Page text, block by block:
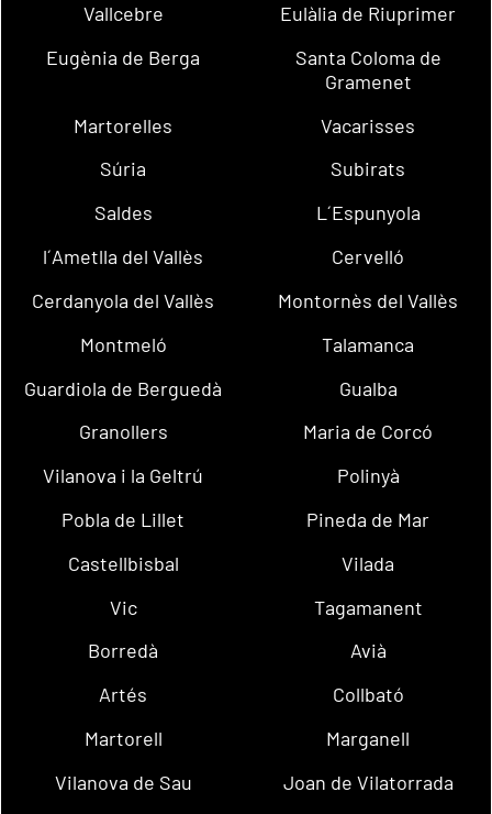
Vallcebre
Eulàlia de Riuprimer
Eugènia de Berga
Santa Coloma de
Gramenet
Martorelles
Vacarisses
Súria
Subirats
Saldes
L´Espunyola
l´Ametlla del Vallès
Cervelló
Cerdanyola del Vallès
Montornès del Vallès
Montmeló
Talamanca
Guardiola de Berguedà
Gualba
Granollers
Maria de Corcó
Vilanova i la Geltrú
Polinyà
Pobla de Lillet
Pineda de Mar
Castellbisbal
Vilada
Vic
Tagamanent
Borredà
Avià
Artés
Collbató
Martorell
Marganell
Vilanova de Sau
Joan de Vilatorrada